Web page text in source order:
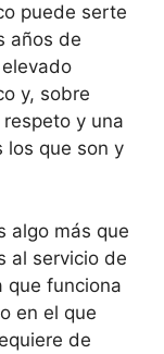
puede serte
años de
y, sobre
y una
los que son y
algo más que
al servicio de
que funciona
en el que
de